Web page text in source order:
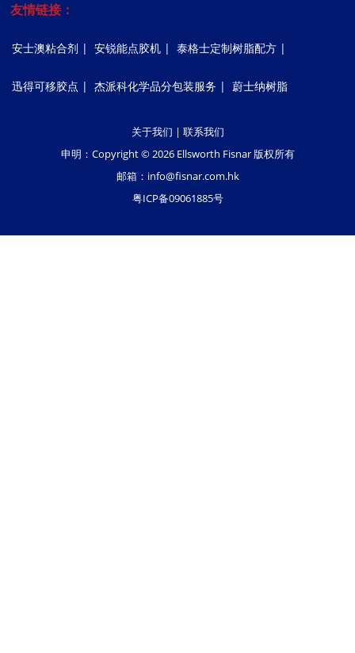
友情链接：
安士澳粘合剂 | 安锐能点胶机 | 泰格士定制树脂配方 |
迅得可移胶点 | 杰派科化学品分包装服务 | 蔚士纳树脂
关于我们 | 联系我们
申明：Copyright © 2026 Ellsworth Fisnar 版权所有
邮箱： info@fisnar.com.hk
粤ICP备09061885号